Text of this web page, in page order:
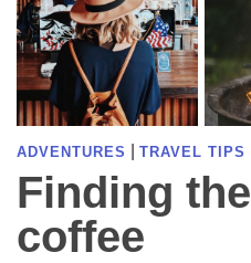
ADVENTURES TRAVEL TIPS
Finding
coffee